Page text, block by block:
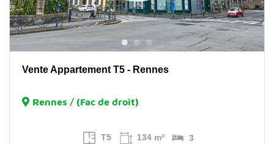
Vente Appartement T5 - Rennes
Rennes / (Fac de droit)
T5 134 m² 3